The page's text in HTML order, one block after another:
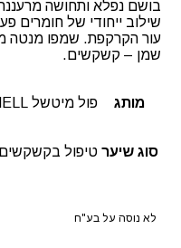
בושם נפלא ותחושה
שילוב ייחודי של חומרים
עור הקרקפת. שמפו מנטה
שמן – קשקשים.
מותג פול מיטשל PAUL MITCHELL
סוג שיער טיפול בקשקשים
לא נוסה על בע"ח